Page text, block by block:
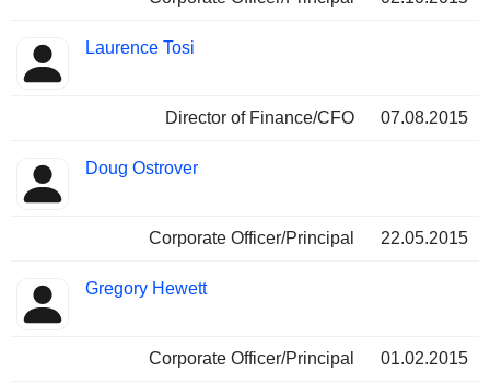
Laurence Tosi
Director of Finance/CFO 07.08.2015
Doug Ostrover
Corporate Officer/Principal 22.05.2015
Gregory Hewett
Corporate Officer/Principal 01.02.2015